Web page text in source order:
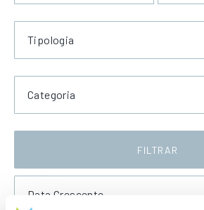
Tipologia
Categoria
FILTRAR
Data Crescente